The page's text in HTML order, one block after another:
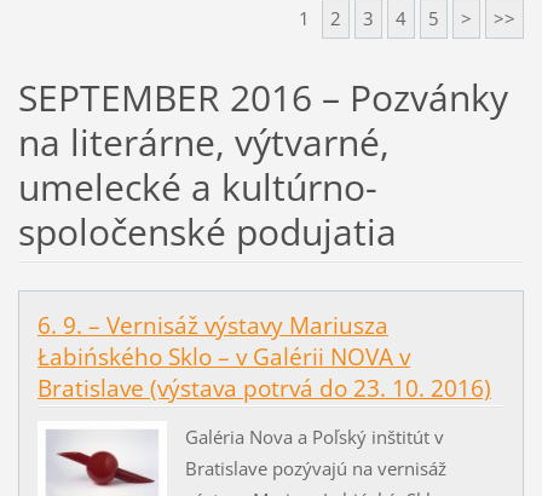
1 2 3 4 5 > >>
SEPTEMBER 2016 – Pozvánky
na literárne, výtvarné,
umelecké a kultúrno-
spoločenské podujatia
6. 9. – Vernisáž výstavy Mariusza
Łabińského Sklo – v Galérii NOVA v
Bratislave (výstava potrvá do 23. 10. 2016)
Galéria Nova a Poľský inštitút v
Bratislave pozývajú na vernisáž